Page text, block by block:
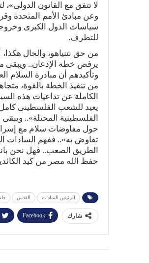
لا تتفق مع القانون
وعن مبادئ الأمم المتحدة
سياسات الدول الكبرى
للتطرف.
من حق نتنياهو، والحال
يرفض خطة الإذعان.. ويبقى
من تنفيذ الخطة بالقوة،
الكاملة عن تداعيات هذه
يعيد للشعب الفلسطينى
الفلسطينية المحتلة»..
تفاوض به».. ففهم السادات
الطريق الصعب.. فهل نحن
حفظ الله مصر من كيد
الرئيس السادات القدس
شارك Facebook